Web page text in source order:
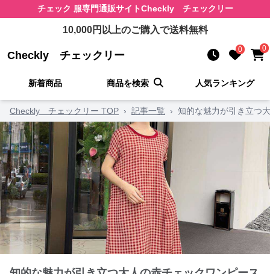
チェック 服専門通販サイトCheckly チェックリー
10,000円以上のご購入で送料無料
Checkly チェックリー 0 0
新着商品 商品を検索 人気ランキング
Checkly チェックリー TOP › 記事一覧 › 知的な魅力が引き立つ